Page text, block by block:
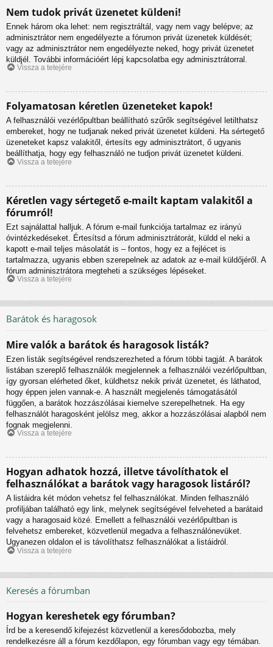
Nem tudok privát üzenetet küldeni!
Ennek három oka lehet: nem regisztráltál, vagy nem vagy belépve; az
adminisztrátor nem engedélyezte a fórumon privát üzenetek küldését;
vagy az adminisztrátor nem engedélyezte neked, hogy privát üzenetet
küldjél. További információért lépj kapcsolatba egy adminisztrátorral.
Vissza a tetejére
Folyamatosan kéretlen üzeneteket kapok!
A felhasználói vezérlőpultban beállítható szűrők segítségével letilthatsz
embereket, hogy ne tudjanak neked privát üzenetet küldeni. Ha sértegető
üzeneteket kapsz valakitől, értesíts egy adminisztrátort, ő ugyanis
beállíthatja, hogy egy felhasználó ne tudjon privát üzenetet küldeni.
Vissza a tetejére
Kéretlen vagy sértegető e-mailt kaptam valakitől a
fórumról!
Ezt sajnálattal halljuk. A fórum e-mail funkciója tartalmaz ez irányú
óvintézkedéseket. Értesítsd a fórum adminisztrátorát, küldd el neki a
kapott e-mail teljes másolatát is – fontos, hogy ez a fejlécet is
tartalmazza, ugyanis ebben szerepelnek az adatok az e-mail küldőjéről. A
fórum adminisztrátora megteheti a szükséges lépéseket.
Vissza a tetejére
Barátok és haragosok
Mire valók a barátok és haragosok listák?
Ezen listák segítségével rendszerezheted a fórum többi tagját. A barátok
listában szereplő felhasználók megjelennek a felhasználói vezérlőpultban,
így gyorsan elérheted őket, küldhetsz nekik privát üzenetet, és láthatod,
hogy éppen jelen vannak-e. A használt megjelenés támogatásától
függően, a barátok hozzászólásai kiemelve szerepelhetnek. Ha egy
felhasználót haragosként jelölsz meg, akkor a hozzászólásai alapból nem
fognak megjelenni.
Vissza a tetejére
Hogyan adhatok hozzá, illetve távolíthatok el
felhasználókat a barátok vagy haragosok listáról?
A listáidra két módon vehetsz fel felhasználókat. Minden felhasználó
profiljában található egy link, melynek segítségével felveheted a barátaid
vagy a haragosaid közé. Emellett a felhasználói vezérlőpultban is
felvehetsz embereket, közvetlenül megadva a felhasználónevüket.
Ugyanezen oldalon el is távolíthatsz felhasználókat a listáidról.
Vissza a tetejére
Keresés a fórumban
Hogyan kereshetek egy fórumban?
Írd be a keresendő kifejezést közvetlenül a keresődobozba, mely
rendelkezésre áll a fórum kezdőlapon, egy fórumban vagy egy témában.